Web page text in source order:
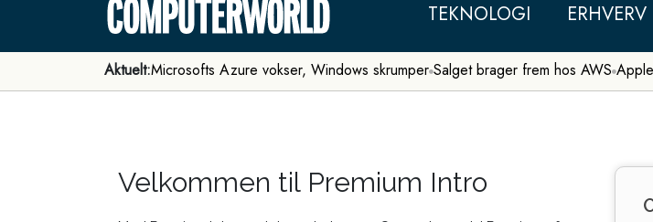
TEKNOLOGI ERHVERV
Aktuelt:Microsofts Azure vokser, Windows skrumper Salget brager frem hos AWS
Velkommen til Premium Intro